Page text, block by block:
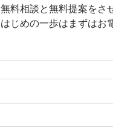
無料相談と無料提案をさ
はじめの一歩はまずはお